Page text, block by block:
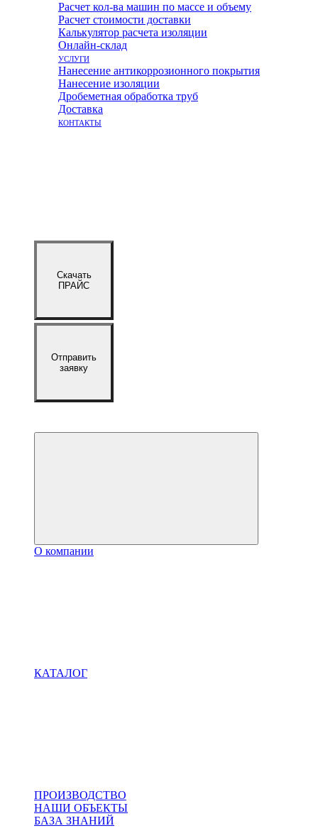
Расчет кол-ва машин по массе и объему
Расчет стоимости доставки
Калькулятор расчета изоляции
Онлайн-склад
УСЛУГИ
Нанесение антикоррозионного покрытия
Нанесение изоляции
Дробеметная обработка труб
Доставка
КОНТАКТЫ
Скачать
ПРАЙС
Отправить
заявку
О компании
КАТАЛОГ
ПРОИЗВОДСТВО
НАШИ ОБЪЕКТЫ
БАЗА ЗНАНИЙ